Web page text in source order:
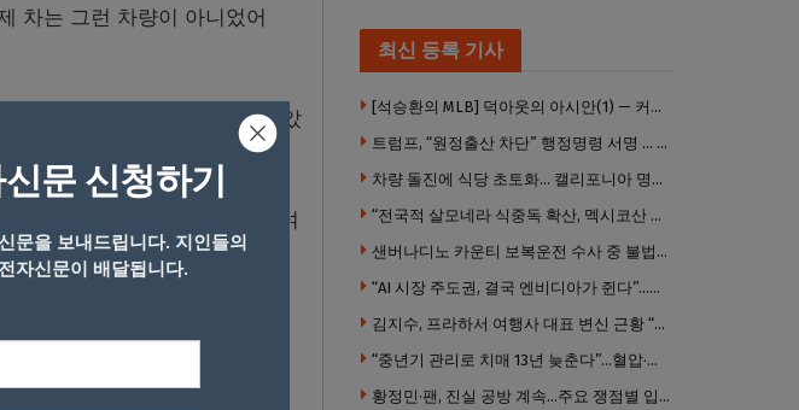
차는 그런 차량이 아니었어
었고, 트럭을 임시 거처로 삼았
는 “걸어서 나가든가, 아니면 여
때 휴대전화가 사라진 것을
최신 등록 기사
[석승환의 MLB] 덕아웃의 아시안(1) — 커트 스즈키가 우리에게 묻는 것
트럼프, “원정출산 차단” 행정명령 서명 … 외국 공무원 자녀도 시민권 안준다
차량 돌진에 식당 초토화… 캘리포니아 명물 버거집 “다시 일어설 수 있도록 도와주세요”
“전국적 살모네라 식중독 확산, 멕시코산 할라피뇨”– CDC
샌버나디노 카운티 보복운전 수사 중 불법 총기 20정·탄약 2만 발 압수
“AI 시장 주도권, 결국 엔비디아가 쥔다”…모건스탠리 장담
김지수, 프라하서 여행사 대표 변신 근황 “가볼 만하니…”
“중년기 관리로 치매 13년 늦춘다”…혈압·당뇨·금연 시기가 골든타임
황정민·팬, 진실 공방 계속…주요 쟁점별 입장 정리
문 신청하기
문을 보내드립니다. 지인들의
자신문이 배달됩니다.